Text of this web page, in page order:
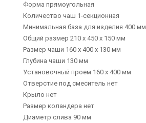
Форма прямоугольная
Количество чаш 1-секционная
Минимальная база для изделия 400 мм
Общий размер 210 х 450 х 150 мм
Размер чаши 160 х 400 х 130 мм
Глубина чаши 130 мм
Установочный проем 160 х 400 мм
Отверстие под смеситель нет
Крыло нет
Размер коландера нет
Диаметр слива 90 мм